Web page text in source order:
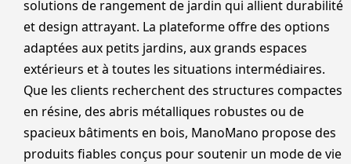
solutions de rangement de jardin qui allient durabilité
et design attrayant. La plateforme offre des options
adaptées aux petits jardins, aux grands espaces
extérieurs et à toutes les situations intermédiaires.
Que les clients recherchent des structures compactes
en résine, des abris métalliques robustes ou de
spacieux bâtiments en bois, ManoMano propose des
produits fiables conçus pour soutenir un mode de vie